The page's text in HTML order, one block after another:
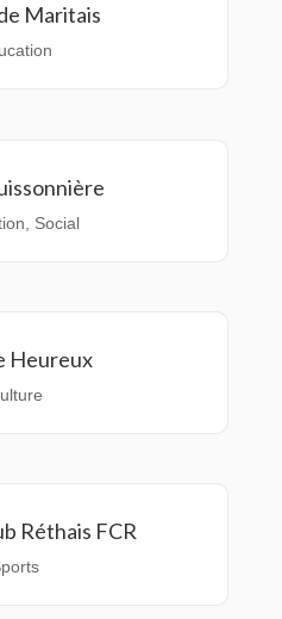
Maritais
Social
Heureux
Réthais FCR